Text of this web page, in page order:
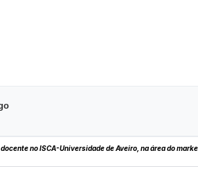
no ISCA-Universidade de Aveiro, na área do